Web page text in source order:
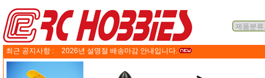
최근 공지사항 : 2026년 설명절 배송마감 안내입니다.